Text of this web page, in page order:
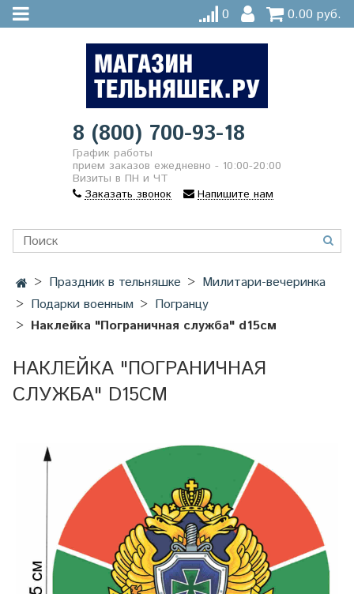
0 0.00 руб.
8 (800) 700-93-18
График работы
прием заказов ежедневно - 10:00-20:00
Визиты в ПН и ЧТ
Заказать звонок
Напишите нам
Праздник в тельняшке
Милитари-вечеринка
Подарки военным
Погранцу
Наклейка "Пограничная служба" d15см
НАКЛЕЙКА "ПОГРАНИЧНАЯ
СЛУЖБА" D15СМ